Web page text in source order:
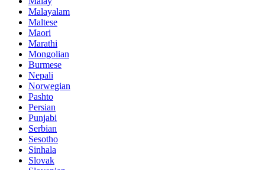
Malayalam
Maltese
Maori
Marathi
Mongolian
Burmese
Nepali
Norwegian
Pashto
Persian
Punjabi
Serbian
Sesotho
Sinhala
Slovak